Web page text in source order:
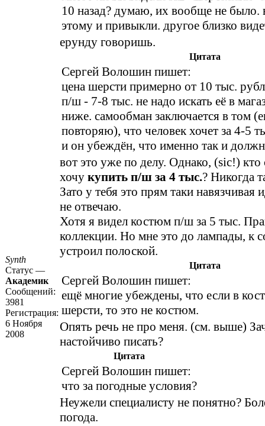
Synth
Статус —
Академик
Сообщений:
3981
Регистрация:
6 Ноября
2008
10 назад? думаю, их вообще не было.
этому и привыкли. другое близко
ерунду говоришь.
Цитата
Сергей Волошин пишет:
цена шерсти примерно от 10 тыс.
п/ш - 7-8 тыс. не надо искать её в
ниже. самообман заключается в том
повторяю), что человек хочет за 4-5
и он убеждён, что именно так и
вот это уже по делу. Однако, (sic!) кто
хочу купить п/ш за 4 тыс.? Никогда
Зато у тебя это прям таки навязчивая
не отвечаю.
Хотя я видел костюм п/ш за 5 тыс.
коллекции. Но мне это до лампады, к
устроил полоской.
Цитата
Сергей Волошин пишет:
ещё многие убеждены, что если в
шерсти, то это не костюм.
Опять речь не про меня. (см. выше)
настойчиво писать?
Цитата
Сергей Волошин пишет:
что за погодные условия?
Неужели специалисту не понятно?
погода.